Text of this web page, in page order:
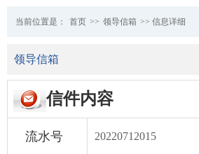
当前位置是： 首页 >> 领导信箱 >> 信息详细
领导信箱
信件内容
流水号 20220712015